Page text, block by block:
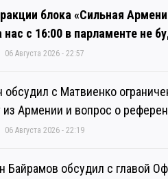
блока «Сильная
нас с 16:00 в парламенте не
06 Августа 2026 - 22:57
обсудил с Матвиенко
из Армении и вопрос о
06 Августа 2026 - 22:19
Байрамов обсудил с главой